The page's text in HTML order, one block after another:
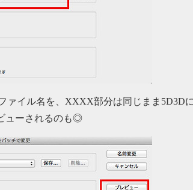
ァイル名を、XXXX部分は同じまま5D3D
ューされるのも◎